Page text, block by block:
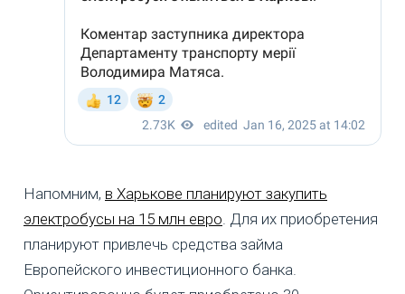
Напомним, в Харькове планируют закупить
электробусы на 15 млн евро. Для их приобретения
планируют привлечь средства займа
Европейского инвестиционного банка.